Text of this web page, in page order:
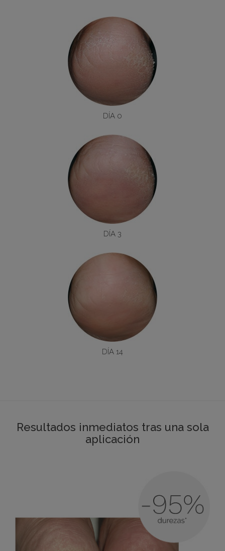
DÍA 0
DÍA 3
DÍA 14
Resultados inmediatos tras una sola
aplicación